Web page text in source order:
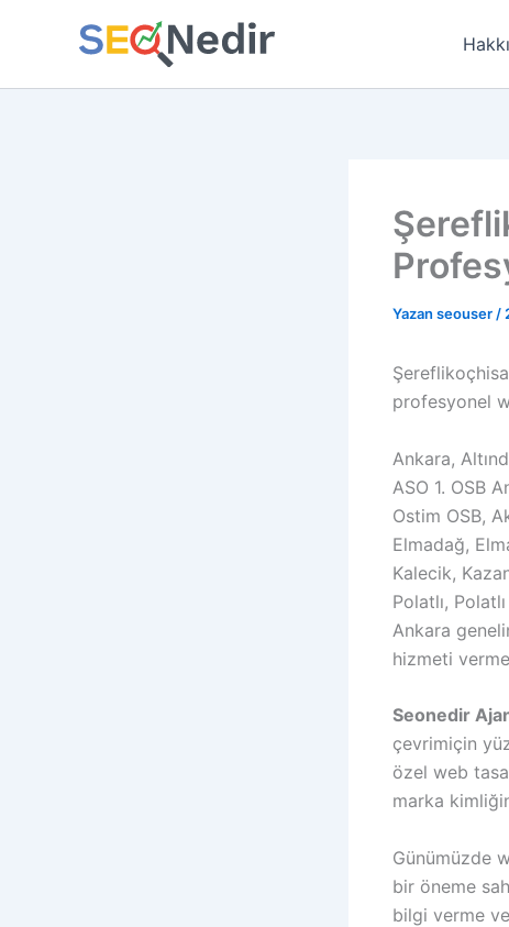
Yazan seouser /
profesyonel
Ankara,
ASO 1. OSB
Ostim OSB,
Elmadağ,
Kalecik,
Polatlı,
Ankara
hizmeti
Seonedir
çevrimiçin
özel web
marka
Günümüzde
bir öneme
bilgi verme